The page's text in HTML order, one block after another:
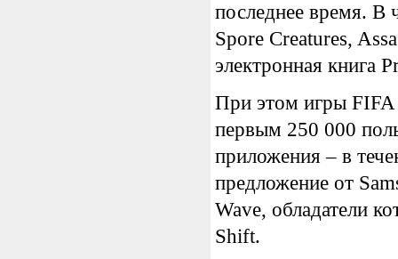
последнее время. В
Spore Creatures,
электронная книга
При этом игры FIFA
первым 250 000
приложения – в
предложение от
Wave, обладатели
Shift.